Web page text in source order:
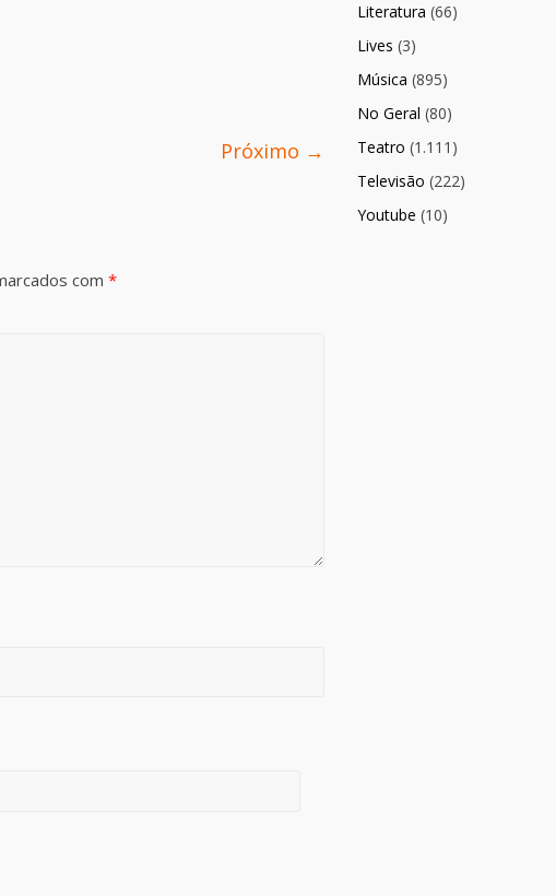
Próximo →
com *
Literatura (66)
Lives (3)
Música (895)
No Geral (80)
Teatro (1.111)
Televisão (222)
Youtube (10)